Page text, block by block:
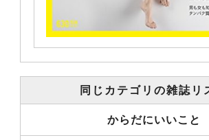
同じカテゴリの雑誌リ
からだにいいこと